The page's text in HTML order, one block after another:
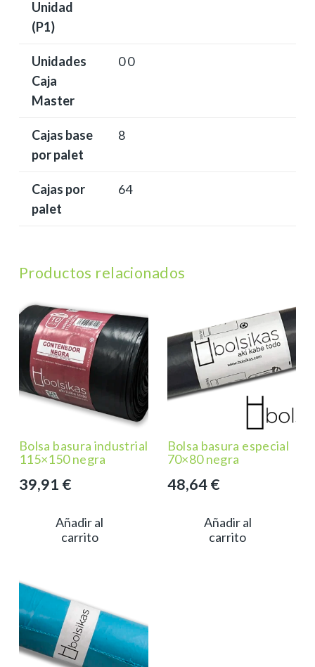
Unidad
(P1)
Unidades
Caja
Master
0 0
Cajas base
por palet
8
Cajas por
palet
64
Productos relacionados
Bolsa basura industrial
115×150 negra
39,91 €
Añadir al
carrito
Bolsa basura especial
70×80 negra
48,64€
Añadir al
carrito